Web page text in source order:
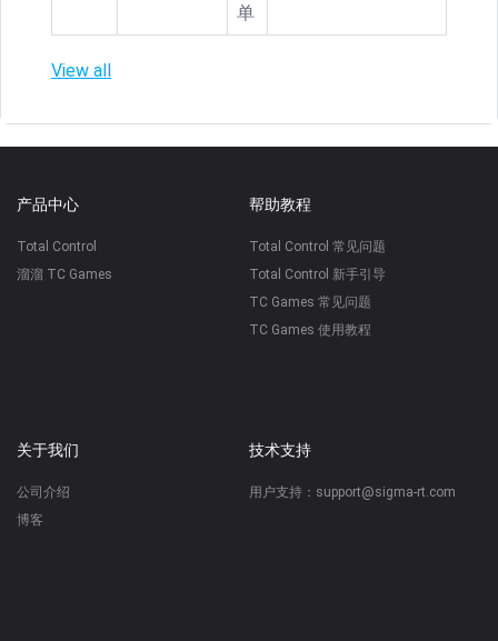
单
View all
产品中心
Total Control
溜溜 TC Games
帮助教程
Total Control 常见问题
Total Control 新手引导
TC Games 常见问题
TC Games 使用教程
关于我们
公司介绍
博客
技术支持
用户支持：support@sigma-rt.com